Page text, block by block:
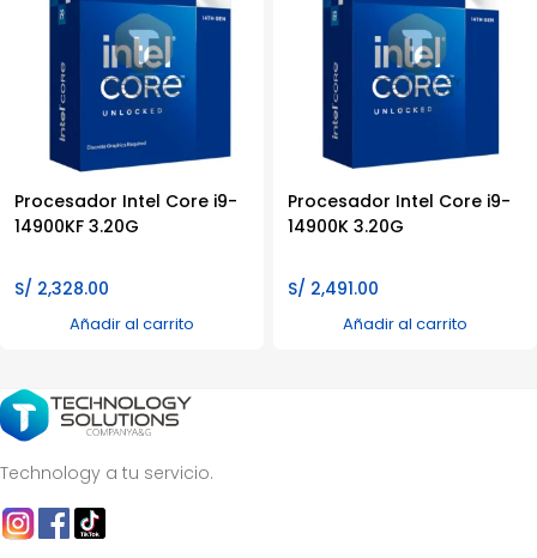
Procesador Intel Core i9-
14900KF 3.20G
S/ 2,328.00
Añadir al carrito
Procesador Intel Core i9-
14900K 3.20G
S/ 2,491.00
Añadir al carrito
Technology a tu servicio.